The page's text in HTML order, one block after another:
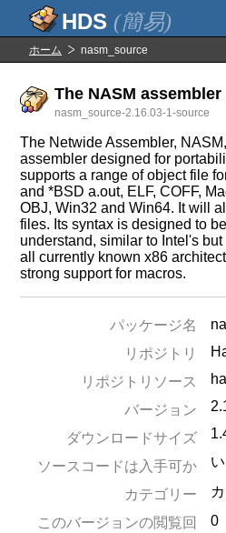
(簡易)
ホーム nasm_source
The NASM
nasm_source-2.16.03-1-source
The Netwide Assembler,
assembler designed for
supports a range of object file
and *BSD a.out, ELF, COFF,
OBJ, Win32 and Win64. It will
files. Its syntax is designed to
understand, similar to Intel's
all currently known x86
strong support for macros.
パッケージ名
リポジトリ
リポジトリソース
バージョン
ダウンロードサイズ
ソースコードは入手可か
カテゴリー
このバージョンの閲覧回
0